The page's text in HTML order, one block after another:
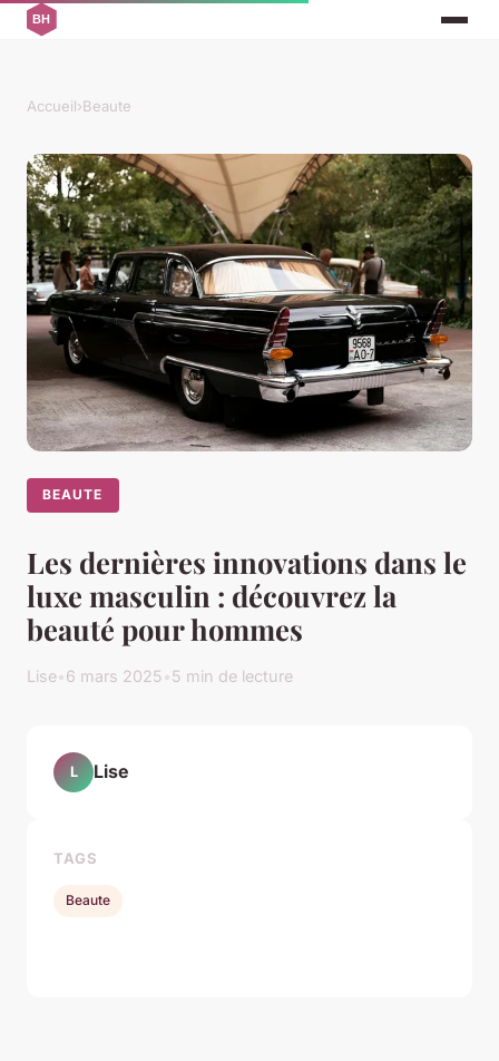
Accueil›Beaute
BEAUTE
Les dernières innovations dans le
luxe masculin : découvrez la
beauté pour hommes
Lise•6 mars 2025•5 min de lecture
L Lise
TAGS
Beaute